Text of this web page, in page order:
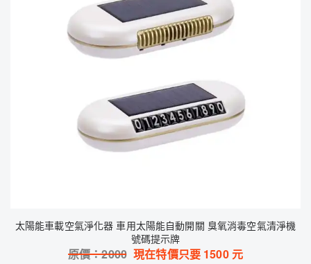
太陽能車載空氣淨化器 車用太陽能自動開關 臭氧消毒空氣清淨機
號碼提示牌
原價：2000 現在特價只要 1500元